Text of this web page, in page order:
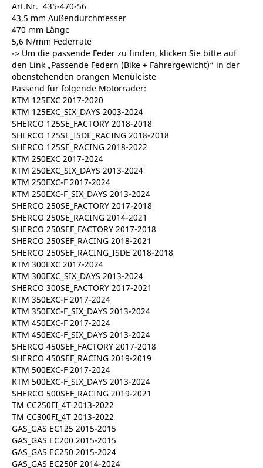
Art.Nr. 435-470-56
43,5 mm Außendurchmesser
470 mm Länge
5,6 N/mm Federrate
-> Um die passende Feder zu finden, klicken Sie bitte auf
den Link „Passende Federn (Bike + Fahrergewicht)“ in der
obenstehenden orangen Menüleiste
Passend für folgende Motorräder:
KTM 125EXC 2017-2020
KTM 125EXC_SIX_DAYS 2003-2024
SHERCO 125SE_FACTORY 2018-2018
SHERCO 125SE_ISDE_RACING 2018-2018
SHERCO 125SE_RACING 2018-2022
KTM 250EXC 2017-2024
KTM 250EXC_SIX_DAYS 2013-2024
KTM 250EXC-F 2017-2024
KTM 250EXC-F_SIX_DAYS 2013-2024
SHERCO 250SE_FACTORY 2017-2018
SHERCO 250SE_RACING 2014-2021
SHERCO 250SEF_FACTORY 2017-2018
SHERCO 250SEF_RACING 2018-2021
SHERCO 250SEF_RACING_ISDE 2018-2018
KTM 300EXC 2017-2024
KTM 300EXC_SIX_DAYS 2013-2024
SHERCO 300SE_FACTORY 2017-2021
KTM 350EXC-F 2017-2024
KTM 350EXC-F_SIX_DAYS 2013-2024
KTM 450EXC-F 2017-2024
KTM 450EXC-F_SIX_DAYS 2013-2024
SHERCO 450SEF_FACTORY 2017-2018
SHERCO 450SEF_RACING 2019-2019
KTM 500EXC-F 2017-2024
KTM 500EXC-F_SIX_DAYS 2013-2024
SHERCO 500SEF_RACING 2019-2021
TM CC250FI_4T 2013-2022
TM CC300FI_4T 2013-2022
GAS_GAS EC125 2015-2015
GAS_GAS EC200 2015-2015
GAS_GAS EC250 2015-2024
GAS_GAS EC250F 2014-2024